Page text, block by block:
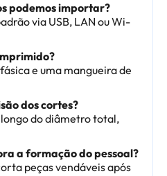
podemos importar?
via USB, LAN ou Wi-
e uma mangueira de
dos cortes?
do diâmetro total,
a formação do pessoal?
peças vendáveis após